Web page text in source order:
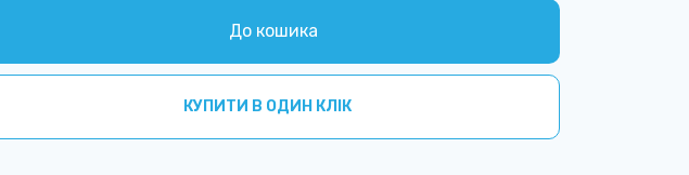
До кошика
КУПИТИ В ОДИН КЛІК